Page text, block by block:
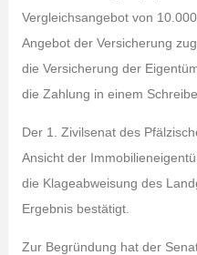
Vergleichsangebot von
Angebot der Versicherung
die Versicherung der
die Zahlung in einem
Der 1. Zivilsenat des
Ansicht der
die Klageabweisung des
Ergebnis bestätigt.
Zur Begründung hat der